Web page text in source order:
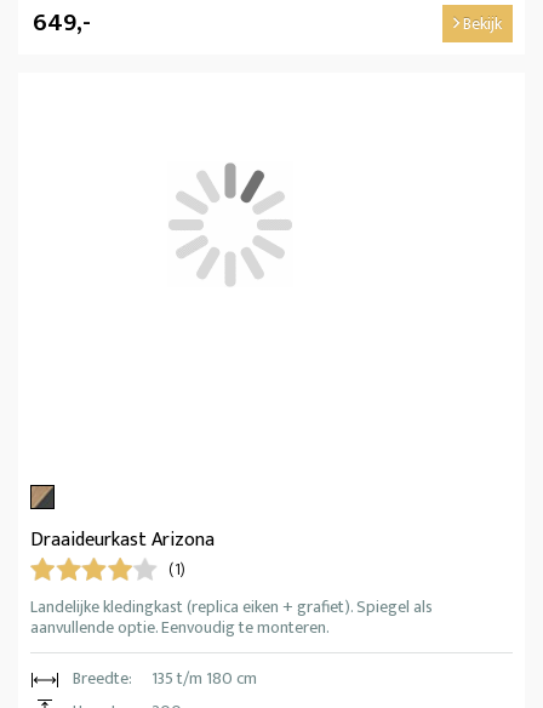
649,- Bekijk
Draaideurkast Arizona
(1)
Landelijke kledingkast (replica eiken + grafiet). Spiegel als
aanvullende optie. Eenvoudig te monteren.
Breedte:
135 t/m 180 cm